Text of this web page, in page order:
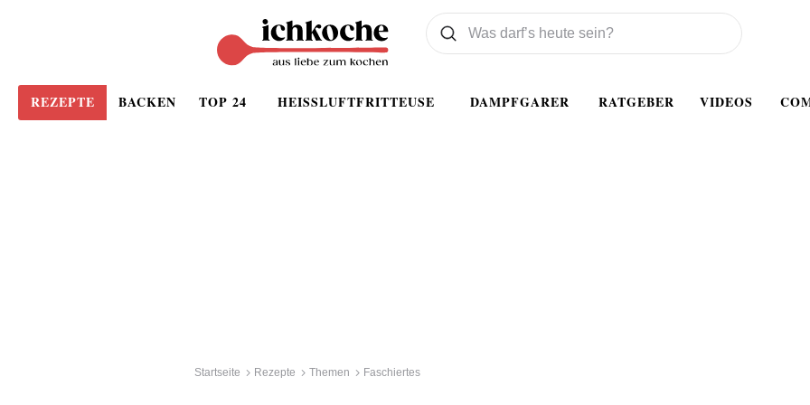
REZEPTE BACKEN TOP 24 HEISSLUFTFRITTEUSE DAMPFGARER RATGEBER VIDEOS
Was wollen Sie suchen
Suchen
Startseite Rezepte Themen Faschiertes